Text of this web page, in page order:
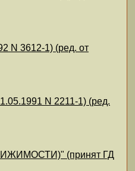
3612-1) (ред. от
N 2211-1) (ред.
(принят ГД